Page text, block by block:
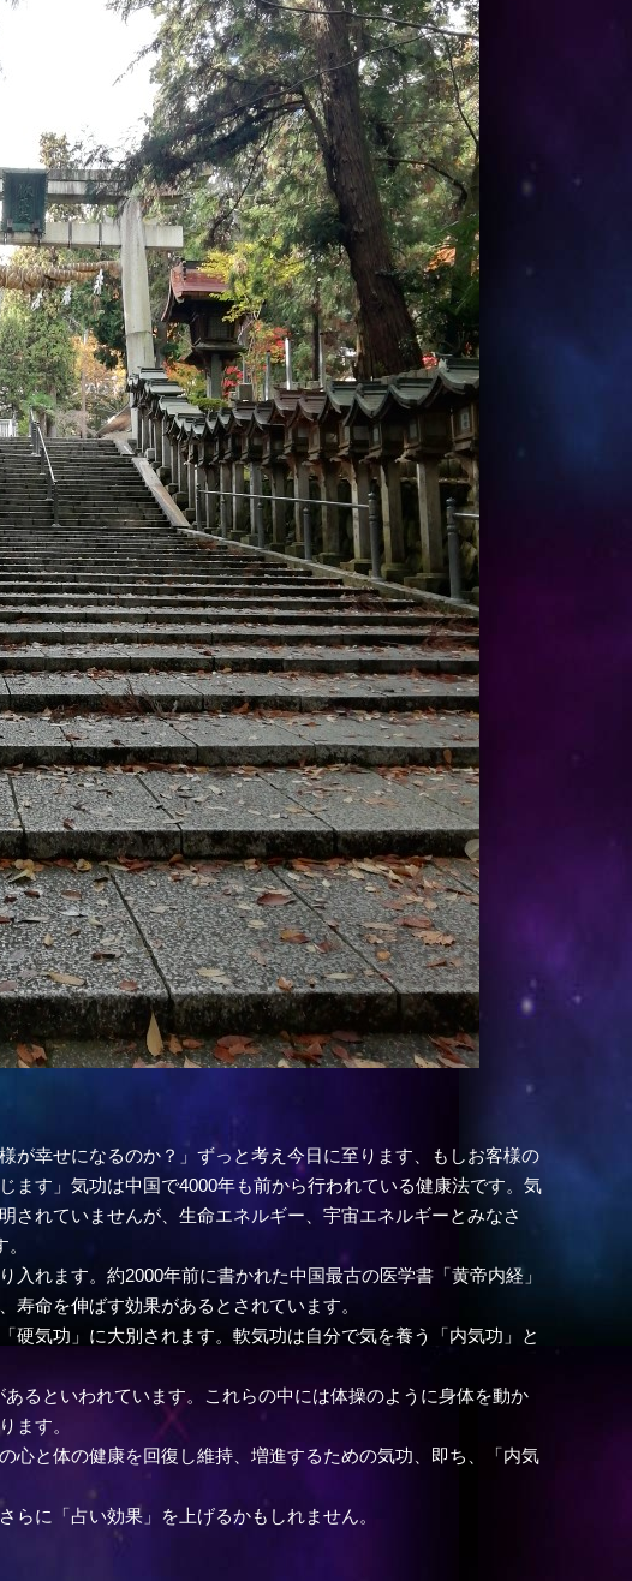
幸せになるのか？」ずっと考え今日に至ります、もしお客様の
す」気功は中国で4000年も前から行われている健康法です。気
れていませんが、生命エネルギー、宇宙エネルギーとみなさ
れます。約2000年前に書かれた中国最古の医学書「黄帝内経」
命を伸ばす効果があるとされています。
気功」に大別されます。軟気功は自分で気を養う「内気功」と
るといわれています。これらの中には体操のように身体を動か
ます。
心と体の健康を回復し維持、増進するための気功、即ち、「内気
に「占い効果」を上げるかもしれません。